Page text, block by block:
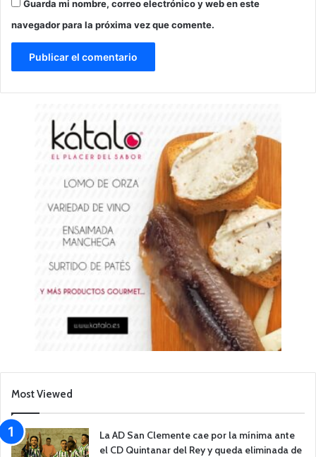
Guarda mi nombre, correo electrónico y web en este
navegador para la próxima vez que comente.
Most Viewed
La AD San Clemente cae por la mínima ante
el CD Quintanar del Rey y queda eliminada de